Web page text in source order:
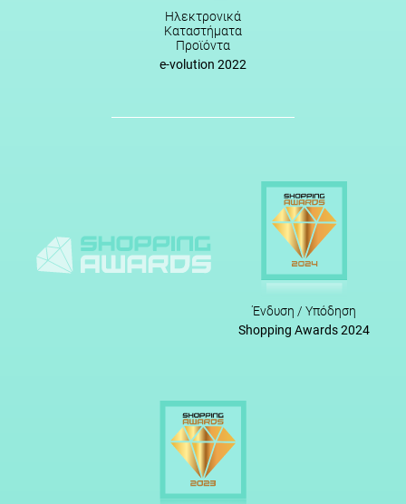
Ηλεκτρονικά
Καταστήματα
Προϊόντα
e-volution 2022
Ένδυση / Υπόδηση
Shopping Awards 2024